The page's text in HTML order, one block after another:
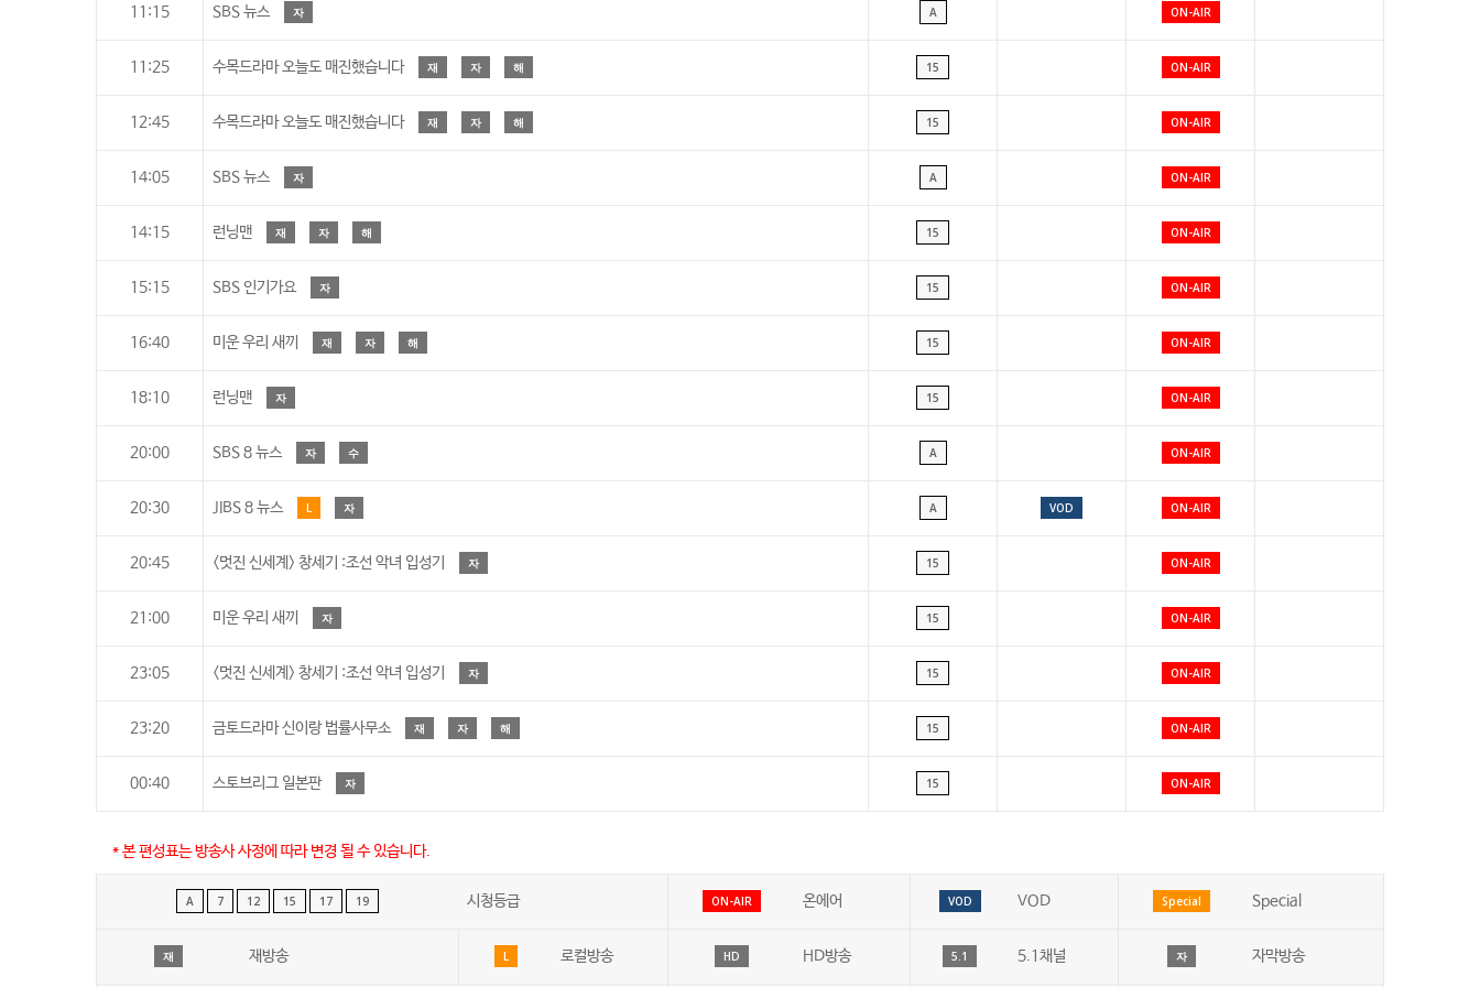
11:15 SBS 뉴스 자 A ON-AIR
11:25 수목드라마 오늘도 매진했습니다 재 자 해 15 ON-AIR
12:45 수목드라마 오늘도 매진했습니다 재 자 해 15 ON-AIR
14:05 SBS 뉴스 자 A ON-AIR
14:15 런닝맨 재 자 해 15 ON-AIR
15:15 SBS 인기가요 자 15 ON-AIR
16:40 미운 우리 새끼 재 자 해 15 ON-AIR
18:10 런닝맨 자 15 ON-AIR
20:00 SBS 8 뉴스 자 수 A ON-AIR
20:30 JIBS 8 뉴스 L 자 A VOD ON-AIR
20:45 <멋진 신세계> 창세기 :조선 악녀 입성기 자 15 ON-AIR
21:00 미운 우리 새끼 자 15 ON-AIR
23:05 <멋진 신세계> 창세기 :조선 악녀 입성기 자 15 ON-AIR
23:20 금토드라마 신이랑 법률사무소 재 자 해 15 ON-AIR
00:40 스토브리그 일본판 자 15 ON-AIR
* 본 편성표는 방송사 사정에 따라 변경 될 수 있습니다.
A 7 12 15 17 19 시청등급 ON-AIR 온에어 VOD VOD Special Special
재 재방송 L 로컬방송 HD HD방송 5.1 5.1채널 자 자막방송